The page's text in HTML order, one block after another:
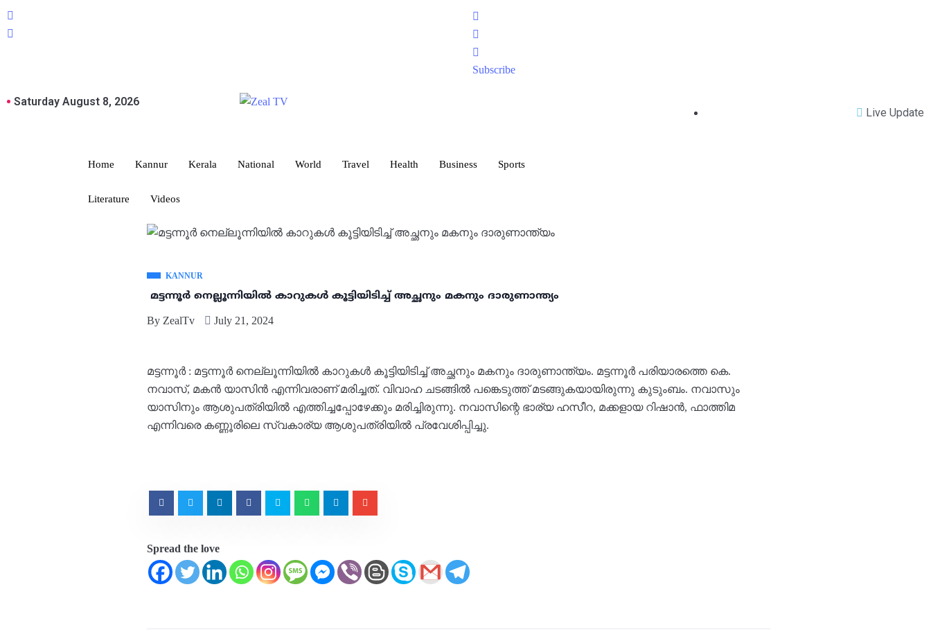
Subscribe
Saturday August 8, 2026
Live Update
Home Kannur Kerala National World Travel Health Business Sports
Literature Videos
KANNUR
മട്ടന്നൂർ നെല്ലൂന്നിയിൽ കാറുകൾ കൂട്ടിയിടിച്ച് അച്ഛനും മകനും ദാരുണാന്ത്യം
By ZealTv July 21, 2024
മട്ടന്നൂർ : മട്ടന്നൂർ നെല്ലൂന്നിയിൽ കാറുകൾ കൂട്ടിയിടിച്ച് അച്ഛനും മകനും ദാരുണാന്ത്യം. മട്ടന്നൂർ പരിയാരത്തെ കെ.
നവാസ്, മകൻ യാസിൻ എന്നിവരാണ് മരിച്ചത്. വിവാഹ ചടങ്ങിൽ പങ്കെടുത്ത് മടങ്ങുകയായിരുന്നു കുടുംബം. നവാസും
യാസിനും ആശുപത്രിയിൽ എത്തിച്ചപ്പോഴേക്കും മരിച്ചിരുന്നു. നവാസിന്റെ ഭാര്യ ഹസീറ, മക്കളായ റിഷാൻ, ഫാത്തിമ
എന്നിവരെ കണ്ണൂരിലെ സ്വകാര്യ ആശുപത്രിയിൽ പ്രവേശിപ്പിച്ചു.
Spread the love